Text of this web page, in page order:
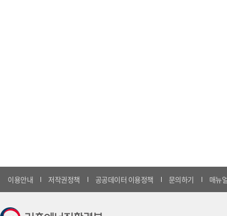
이용안내 저작권정책 공공데이터 이용정책 문의하기 매뉴